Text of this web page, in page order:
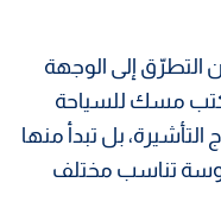
التطرّق إلى الوجهة
مسك للسياحة
بل تبدأ منها
تناسب مختلف